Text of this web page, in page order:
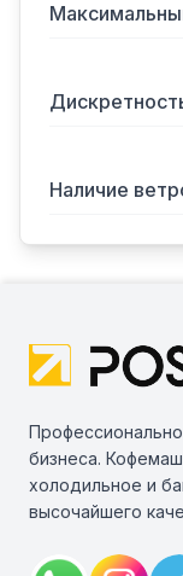
Наличие
бизнеса.
холодильное и
высочайшего